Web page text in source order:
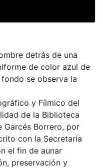
detrás de una
de color azul de
se observa la
y Fílmico del
de la Biblioteca
Garcés Borrero, por
con la Secretaria
el fin de aunar
preservación y